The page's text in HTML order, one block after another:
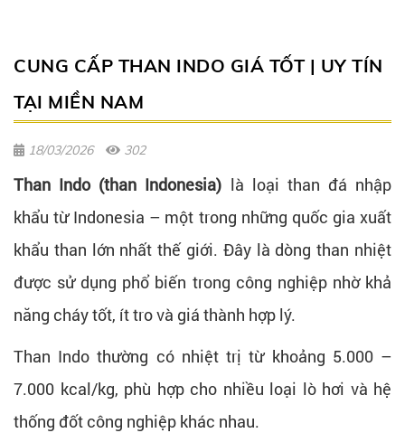
CUNG CẤP THAN INDO GIÁ TỐT | UY TÍN
TẠI MIỀN NAM
18/03/2026 302
Than Indo (than Indonesia) là loại than đá nhập
khẩu từ Indonesia – một trong những quốc gia xuất
khẩu than lớn nhất thế giới. Đây là dòng than nhiệt
được sử dụng phổ biến trong công nghiệp nhờ khả
năng cháy tốt, ít tro và giá thành hợp lý.
Than Indo thường có nhiệt trị từ khoảng 5.000 –
7.000 kcal/kg, phù hợp cho nhiều loại lò hơi và hệ
thống đốt công nghiệp khác nhau.